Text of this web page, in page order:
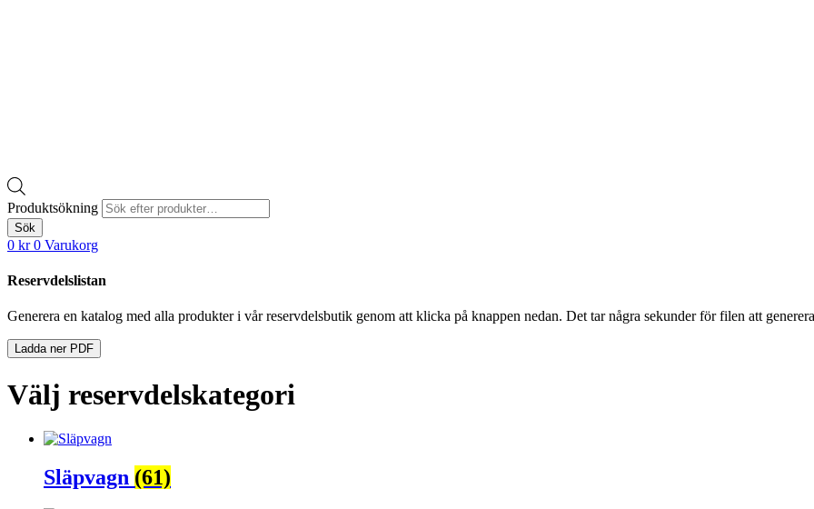
Produktsökning
Sök
0 kr 0 Varukorg
Reservdelslistan
Generera en katalog med alla produkter i vår reservdelsbutik genom att klicka på knappen nedan. Det tar några sekunder för filen att
Ladda ner PDF
Välj reservdelskategori
Släpvagn (61)